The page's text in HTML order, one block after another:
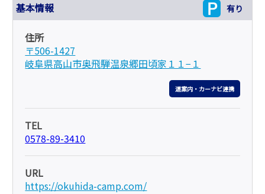
基本情報 有り
住所
〒506-1427
岐阜県高山市奥飛騨温泉郷田頃家１１−１
道案内・カーナビ連携
TEL
0578-89-3410
URL
https://okuhida-camp.com/